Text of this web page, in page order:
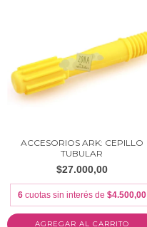
ACCESORIOS ARK: CEPILLO
TUBULAR
$27.000,00
6 cuotas sin interés de $4.500,00